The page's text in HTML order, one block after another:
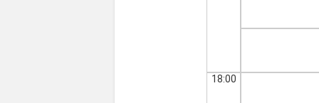
18:00